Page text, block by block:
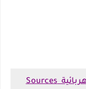
تحميل كتاب مصادر الطاقة الكهربائية Sources